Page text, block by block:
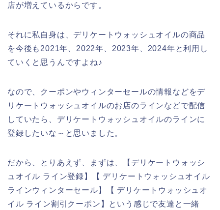
店が増えているからです。
それに私自身は、デリケートウォッシュオイルの商品
を今後も2021年、2022年、2023年、2024年と利用し
ていくと思うんですよね♪
なので、クーポンやウィンターセールの情報などをデ
リケートウォッシュオイルのお店のラインなどで配信
していたら、デリケートウォッシュオイルのラインに
登録したいな～と思いました。
だから、とりあえず、まずは、【デリケートウォッシ
ュオイル ライン登録】【 デリケートウォッシュオイル
ラインウィンターセール】【 デリケートウォッシュオ
イル ライン割引クーポン】という感じで友達と一緒